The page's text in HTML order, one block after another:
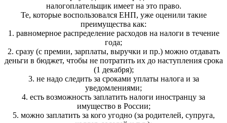
налогоплательщик имеет на это право.
Те, которые воспользовался ЕНП, уже оценили такие
преимущества как:
1. равномерное распределение расходов на налоги в течение
года;
2. сразу (с премии, зарплаты, выручки и пр.) можно отдавать
деньги в бюджет, чтобы не потратить их до наступления срока
(1 декабря);
3. не надо следить за сроками уплаты налога и за
уведомлениями;
4. есть возможность заплатить налоги иностранцу за
имущество в России;
5. можно заплатить за кого угодно (за родителей, супруга,